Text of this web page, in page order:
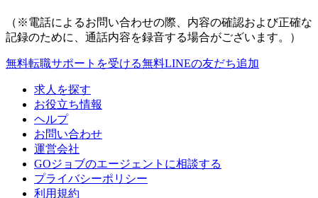
（※電話によるお問い合わせの際、内容の確認および正確な
記録のために、通話内容を録音する場合がございます。）
無料転職サポートを受ける無料LINEの友だち追加
求人を探す
お役立ち情報
ヘルプ
お問い合わせ
運営会社
GOジョブのエージェントに相談する
プライバシーポリシー
利用規約